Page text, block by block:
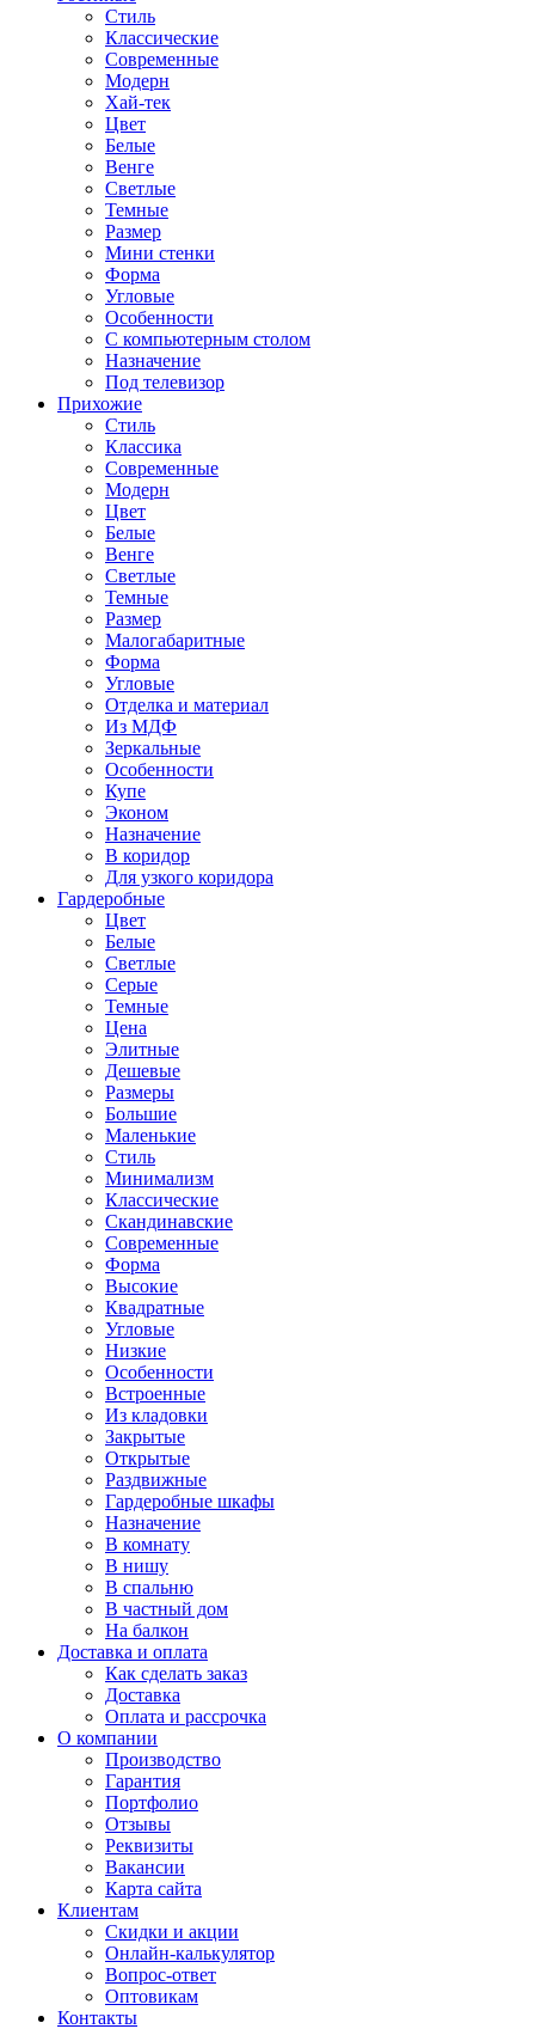
Стиль
Классические
Современные
Модерн
Хай-тек
Цвет
Белые
Венге
Светлые
Темные
Размер
Мини стенки
Форма
Угловые
Особенности
С компьютерным столом
Назначение
Под телевизор
Прихожие
Стиль
Классика
Современные
Модерн
Цвет
Белые
Венге
Светлые
Темные
Размер
Малогабаритные
Форма
Угловые
Отделка и материал
Из МДФ
Зеркальные
Особенности
Купе
Эконом
Назначение
В коридор
Для узкого коридора
Гардеробные
Цвет
Белые
Светлые
Серые
Темные
Цена
Элитные
Дешевые
Размеры
Большие
Маленькие
Стиль
Минимализм
Классические
Скандинавские
Современные
Форма
Высокие
Квадратные
Угловые
Низкие
Особенности
Встроенные
Из кладовки
Закрытые
Открытые
Раздвижные
Гардеробные шкафы
Назначение
В комнату
В нишу
В спальню
В частный дом
На балкон
Доставка и оплата
Как сделать заказ
Доставка
Оплата и рассрочка
О компании
Производство
Гарантия
Портфолио
Отзывы
Реквизиты
Вакансии
Карта сайта
Клиентам
Скидки и акции
Онлайн-калькулятор
Вопрос-ответ
Оптовикам
Контакты